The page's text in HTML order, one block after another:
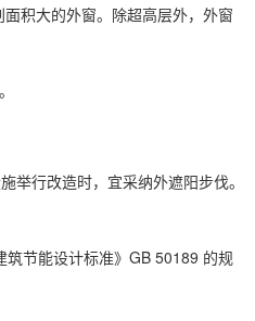
积大的外窗。除超高层外，外窗
举行改造时，宜采纳外遮阳步伐。
节能设计标准》GB 50189 的规